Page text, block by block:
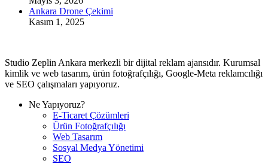
Ankara Drone Çekimi
Kasım 1, 2025
Studio Zeplin Ankara merkezli bir dijital reklam ajansıdır. Kurumsal
kimlik ve web tasarım, ürün fotoğrafçılığı, Google-Meta reklamcılığı
ve SEO çalışmaları yapıyoruz.
Ne Yapıyoruz?
E-Ticaret Çözümleri
Ürün Fotoğrafçılığı
Web Tasarım
Sosyal Medya Yönetimi
SEO